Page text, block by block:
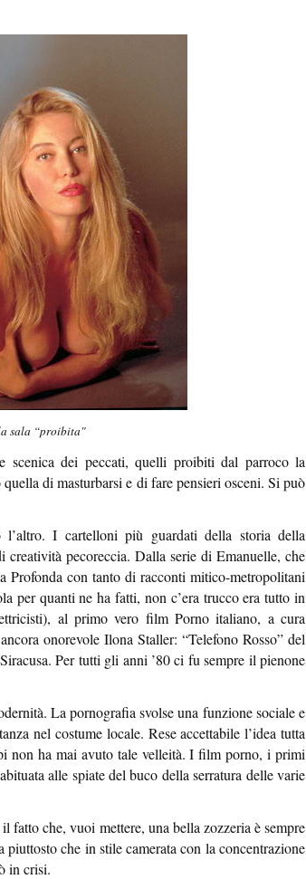
sala “proibita"
scenica dei peccati, quelli proibiti dal parroco la
di masturbarsi e di fare pensieri osceni. Si può
I cartelloni più guardati della storia della
pecoreccia. Dalla serie di Emanuelle, che
con tanto di racconti mitico-metropolitani
per quanti ne ha fatti, non c’era trucco era tutto in
al primo vero film Porno italiano, a cura
onorevole Ilona Staller: “Telefono Rosso” del
Per tutti gli anni ’80 ci fu sempre il pienone
La pornografia svolse una funzione sociale e
nel costume locale. Rese accettabile l’idea tutta
non ha mai avuto tale velleità. I film porno, i primi
alle spiate del buco della serratura delle varie
fatto che, vuoi mettere, una bella zozzeria è sempre
che in stile camerata con la concentrazione
in crisi.